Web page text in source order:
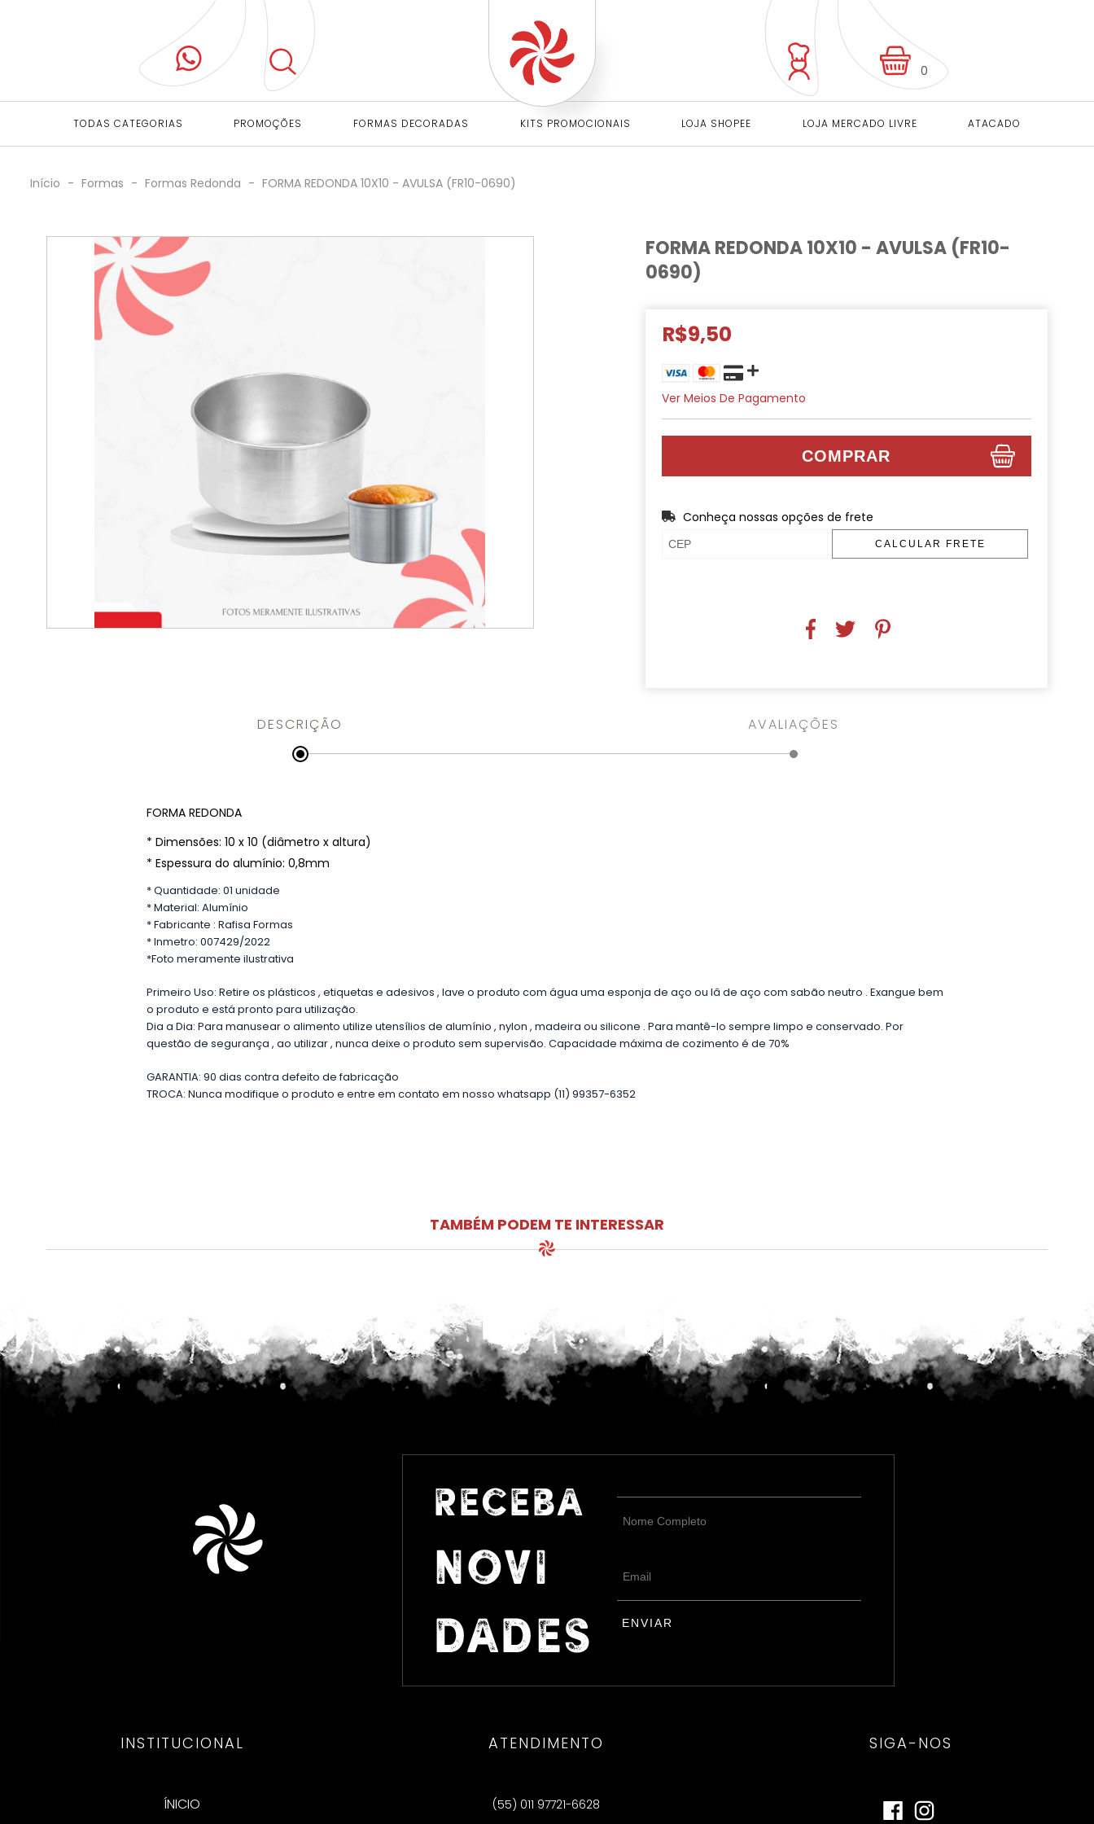
0
TODAS CATEGORIAS PROMOÇÕES FORMAS DECORADAS KITS PROMOCIONAIS LOJA SHOPEE LOJA MERCADO LIVRE ATACADO
Início - Formas - Formas Redonda - FORMA REDONDA 10X10 - AVULSA (FR10-0690)
FORMA REDONDA 10X10 - AVULSA (FR10-
0690)
R$9,50
Ver Meios De Pagamento
Conheça nossas opções de frete
CALCULAR FRETE
DESCRIÇÃO AVALIAÇÕES
FORMA REDONDA
* Dimensões: 10 x 10 (diâmetro x altura)
* Espessura do alumínio: 0,8mm
* Quantidade: 01 unidade
* Material: Alumínio
* Fabricante : Rafisa Formas
* Inmetro: 007429/2022
*Foto meramente ilustrativa
Primeiro Uso: Retire os plásticos , etiquetas e adesivos , lave o produto com água uma esponja de aço ou lâ de aço com sabão neutro . Exangue bem
o produto e está pronto para utilização.
Dia a Dia: Para manusear o alimento utilize utensílios de alumínio , nylon , madeira ou silicone . Para mantê-lo sempre limpo e conservado. Por
questão de segurança , ao utilizar , nunca deixe o produto sem supervisão. Capacidade máxima de cozimento é de 70%
GARANTIA: 90 dias contra defeito de fabricação
TROCA: Nunca modifique o produto e entre em contato em nosso whatsapp (11) 99357-6352
TAMBÉM PODEM TE INTERESSAR
INSTITUCIONAL
ÍNICIO
ATENDIMENTO
(55) 011 97721-6628
SIGA-NOS